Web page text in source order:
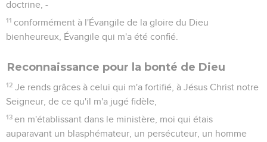
doctrine, -
11 conformément à l'Évangile de la gloire du Dieu
bienheureux, Évangile qui m'a été confié.
Reconnaissance pour la bonté de Dieu
12 Je rends grâces à celui qui m'a fortifié, à Jésus Christ notre
Seigneur, de ce qu'il m'a jugé fidèle,
13 en m'établissant dans le ministère, moi qui étais
auparavant un blasphémateur, un persécuteur, un homme